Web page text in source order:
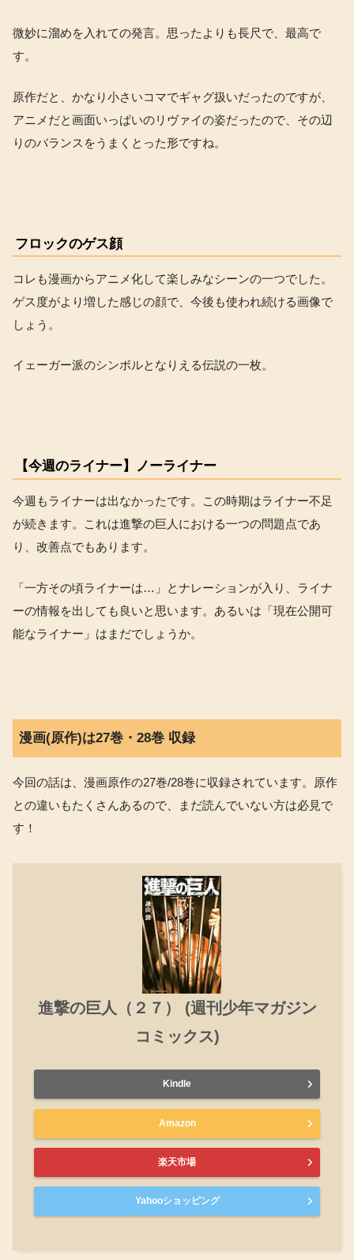
微妙に溜めを入れての発言。思ったよりも長尺で、最高で
す。
原作だと、かなり小さいコマでギャグ扱いだったのですが、
アニメだと画面いっぱいのリヴァイの姿だったので、その辺
りのバランスをうまくとった形ですね。
フロックのゲス顔
コレも漫画からアニメ化して楽しみなシーンの一つでした。
ゲス度がより増した感じの顔で、今後も使われ続ける画像で
しょう。
イェーガー派のシンボルとなりえる伝説の一枚。
【今週のライナー】ノーライナー
今週もライナーは出なかったです。この時期はライナー不足
が続きます。これは進撃の巨人における一つの問題点であ
り、改善点でもあります。
「一方その頃ライナーは…」とナレーションが入り、ライナ
ーの情報を出しても良いと思います。あるいは「現在公開可
能なライナー」はまだでしょうか。
漫画(原作)は27巻・28巻 収録
今回の話は、漫画原作の27巻/28巻に収録されています。原作
との違いもたくさんあるので、まだ読んでいない方は必見で
す！
進撃の巨人（２７） (週刊少年マガジン
コミックス)
Kindle
Amazon
楽天市場
Yahooショッピング